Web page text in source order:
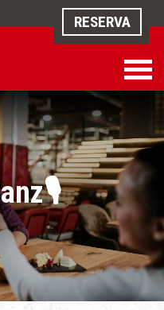
RESERVA